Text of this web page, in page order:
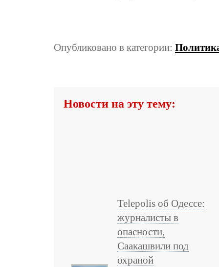
Опубликовано в категории:
Новости на эту тему:
Telepolis об Одессе:
журналисты в
опасности,
Саакашвили под
охраной